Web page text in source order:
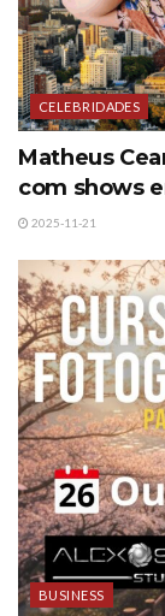
CELEBRIDADES
Matheus
com shows
2025-11-21
BUSINESS